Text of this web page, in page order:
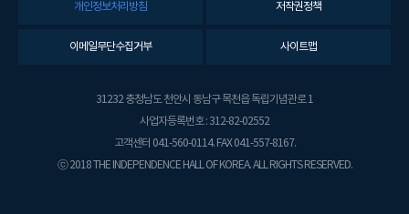
개인정보처리방침 저작권정책
이메일무단수집거부 사이트맵
31232 충청남도 천안시 동남구 목천읍 독립기념관로 1
사업자등록번호 : 312-82-02552
고객센터 041-560-0114. FAX 041-557-8167.
ⓒ 2018 THE INDEPENDENCE HALL OF KOREA. ALL RIGHTS RESERVED.